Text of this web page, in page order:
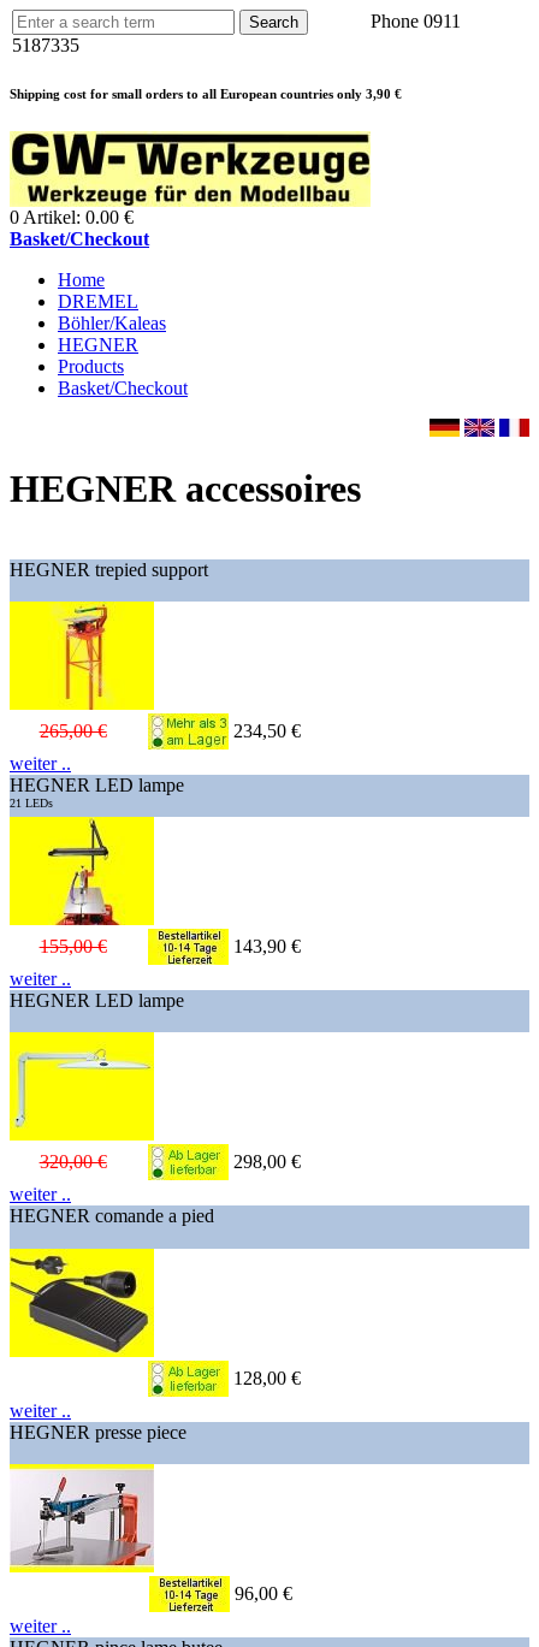
Phone 0911
5187335
Shipping cost for small orders to all European countries only 3,90 €
0 Artikel: 0.00 €
Basket/Checkout
Home
DREMEL
Böhler/Kaleas
HEGNER
Products
Basket/Checkout
HEGNER accessoires
HEGNER trepied support
265,00 €
234,50 €
weiter ..
HEGNER LED lampe
21 LEDs
155,00 €
143,90 €
weiter ..
HEGNER LED lampe
320,00 €
298,00 €
weiter ..
HEGNER comande a pied
128,00 €
weiter ..
HEGNER presse piece
96,00 €
weiter ..